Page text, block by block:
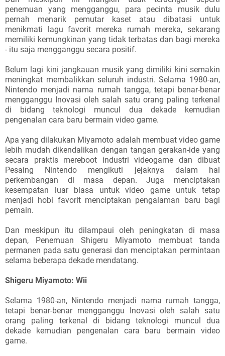
penemuan yang mengganggu, para pecinta musik dulu
pernah menarik pemutar kaset atau dibatasi untuk
menikmati lagu favorit mereka rumah mereka, sekarang
memiliki kemungkinan yang tidak terbatas dan bagi mereka
- itu saja mengganggu secara positif.
Belum lagi kini jangkauan musik yang dimiliki kini semakin
meningkat membalikkan seluruh industri. Selama 1980-an,
Nintendo menjadi nama rumah tangga, tetapi benar-benar
mengganggu Inovasi oleh salah satu orang paling terkenal
di bidang teknologi muncul dua dekade kemudian
pengenalan cara baru bermain video game.
Apa yang dilakukan Miyamoto adalah membuat video game
lebih mudah dikendalikan dengan tangan gerakan-ide yang
secara praktis mereboot industri videogame dan dibuat
Pesaing Nintendo mengikuti jejaknya dalam hal
perkembangan di masa depan. Juga menciptakan
kesempatan luar biasa untuk video game untuk tetap
menjadi hobi favorit menciptakan pengalaman baru bagi
pemain.
Dan meskipun itu dilampaui oleh peningkatan di masa
depan, Penemuan Shigeru Miyamoto membuat tanda
permanen pada satu generasi dan menciptakan permintaan
selama beberapa dekade mendatang.
Shigeru Miyamoto: Wii
Selama 1980-an, Nintendo menjadi nama rumah tangga,
tetapi benar-benar mengganggu Inovasi oleh salah satu
orang paling terkenal di bidang teknologi muncul dua
dekade kemudian pengenalan cara baru bermain video
game.